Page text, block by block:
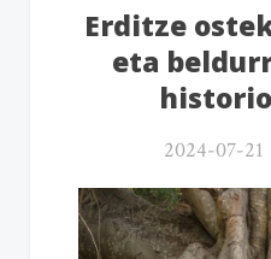
Erditze
eta
2024-07-21